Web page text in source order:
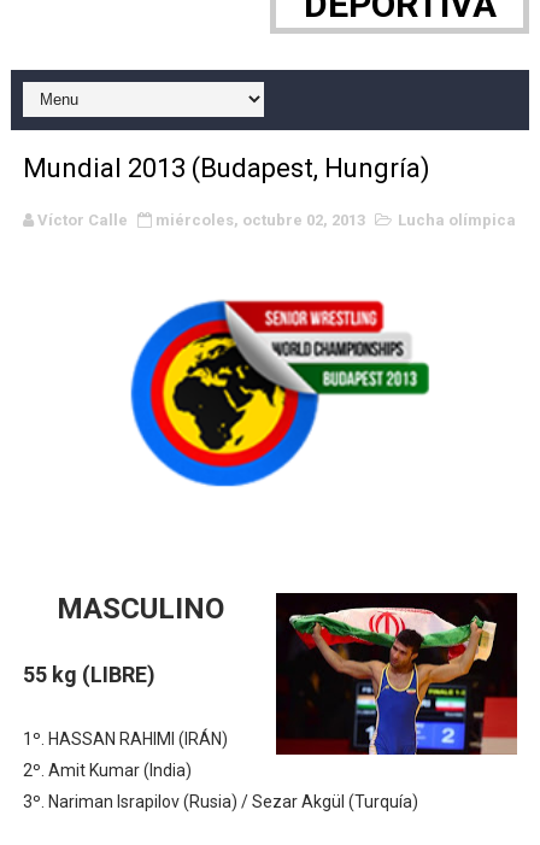
WWE NXT - Myles Borne y Tavion Heights ponen fin
Canadian Football League 2026 - Week 10
EFA y AFLE 2026 - Regular season
Campeonato de Europa de remo 2026 (Varese, Italia)
Mundial de lacrosse femenino 2026 (Tokio, Japón) -
Máxima celebración en el último Impact! con Jason
Mundial de esgrima 2026 (Hong Kong) - La
Mundial de piragüismo slalom 2026 (Oklahoma City,
Tour de Francia masculino 2026 - Tadej Pogacar
Mundial de Fórmula 1 2026 - Lando Norris consigue
Campeonato de Europa de saltos 2026 (París,
Mundial 2013 (Budapest, Hungría)
Víctor Calle miércoles, octubre 02, 2013 Lucha olímpica
MASCULINO
55 kg (LIBRE)
1º. HASSAN RAHIMI (IRÁN)
2º. Amit Kumar (India)
3º. Nariman Israpilov (Rusia) / Sezar Akgül (Turquía)